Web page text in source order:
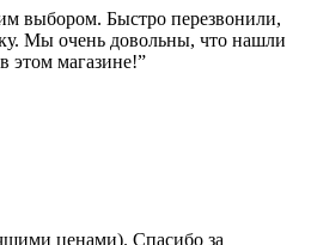
выбором. Быстро перезвонили,
Мы очень довольны, что нашли
этом магазине!”
ценами). Спасибо за